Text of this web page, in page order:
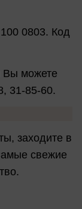
0803. Код
Вы можете
31-85-60.
заходите в
свежие